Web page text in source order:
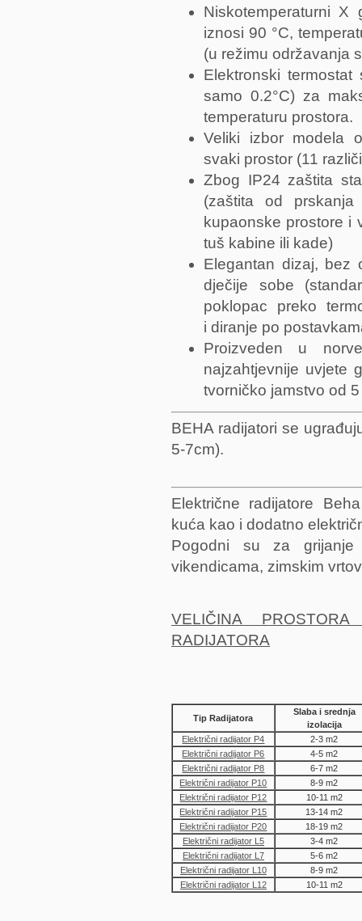
Niskotemperaturni X
iznosi 90 °C,
(u režimu održavanja
Elektronski
samo 0.2°C) za
temperaturu prostora.
Veliki izbor modela
svaki prostor (11
Zbog IP24 zaštita
(zaštita od
kupaonske prostore i
tuš kabine ili kade)
Elegantan dizaj, bez
dječije sobe
poklopac preko
i diranje po
Proizveden u
najzahtjevnije uvjete
tvorničko jamstvo od
BEHA radijatori se
5-7cm).
Električne radijatore
kuća kao i dodatno
Pogodni su
za
vikendicama, zimskim
VELIČINA
RADIJATORA
Tip Radijatora
Slaba i srednja
izolacija
Električni radijator P4
2-3 m2
Električni radijator P6
4-5 m2
Električni radijator P8
6-7 m2
Električni radijator P10
8-9 m2
Električni radijator P12
10-11 m2
Električni radijator P15
13-14 m2
Električni radijator P20
18-19 m2
Električni radijator L5
3-4 m2
Električni radijator L7
5-6 m2
Električni radijator L10
8-9 m2
Električni radijator L12
10-11 m2